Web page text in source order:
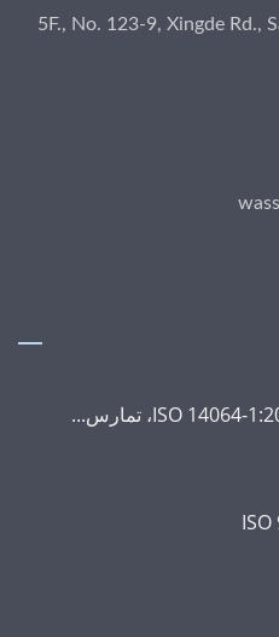
5F., No. 123-9, Xingde Rd.,